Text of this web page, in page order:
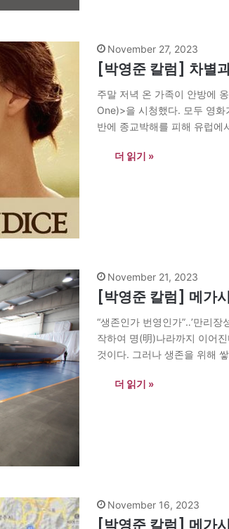
November 27, 2023
[박영준 칼럼] 차별
주말 저녁 온 가족이 안방에
One)>을 시청했다. 모두 영
반에 종교박해를 피해 유럽에
더 읽기 »
November 21, 2023
[박영준 칼럼] 메가
“생존인가 번영인가”‥’만리
작하여 명(明)나라까지 이어
것이다. 그러나 생존을 위해
더 읽기 »
November 16, 2023
[박영준 칼럼] 메가